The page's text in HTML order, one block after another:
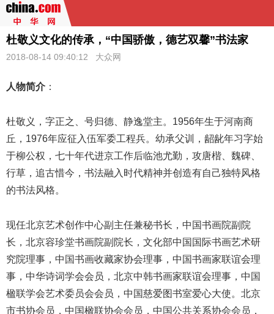
杜敬义文化的传承，“中国骄傲，德艺双馨”书法家
2018-08-14 09:40:12 大众网
人物简介 ：
杜敬义，字正之、号归德、静逸堂主。1956年生于河南商
丘，1976年应征入伍军委工程兵。幼承父训，龆龀年习字始
于柳公权，七十年代进京工作后临池尤勤，攻唐楷、魏碑、
行草，追古惜今， 书法融入时代精神并创造有自己独特风格
的书法风格。
现任北京艺术创作中心副主任兼秘书长，中国书画院副院
长，北京容珍堂书画院副院长，文化部中国国际书画艺术研
究院理事，中国书画收藏家协会理事，中国书画家联谊会理
事，中华诗词学会会员，北京中韩书画家联谊会理事，中国
楹联学会艺术委员会会员，中国慈爱图书室爱心大使。北京
市书协会员，中国楹联协会会员，中国公共关系协会会员，